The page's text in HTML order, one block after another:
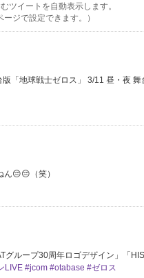
ツイートを自動表示します。
ジで設定できます。）
「地球戦士ゼロス」 3/11 昼・夜
😔😔（笑）
ループ30周年ロゴデザイン」「
LIVE #jcom #otabase #ゼロス